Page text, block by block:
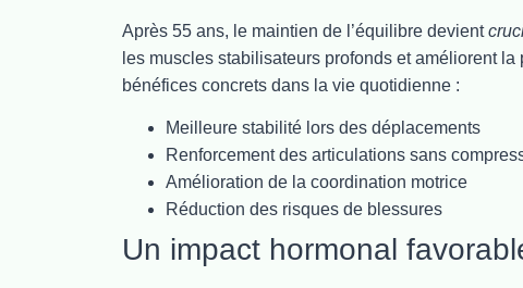
Après 55 ans, le maintien de l’équilibre devient
les muscles stabilisateurs profonds et améliorent
bénéfices concrets dans la vie quotidienne :
Meilleure stabilité lors des déplacements
Renforcement des articulations sans
Amélioration de la coordination motrice
Réduction des risques de blessures
Un impact hormonal